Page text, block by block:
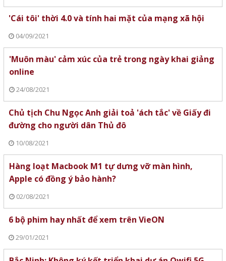
'Cái tôi' thời 4.0 và tính hai mặt của mạng xã hội
04/09/2021
'Muôn màu' cảm xúc của trẻ trong ngày khai giảng
online
24/08/2021
Chủ tịch Chu Ngọc Anh giải toả 'ách tắc' về Giấy đi
đường cho người dân Thủ đô
10/08/2021
Hàng loạt Macbook M1 tự dưng vỡ màn hình,
Apple có đồng ý bảo hành?
02/08/2021
6 bộ phim hay nhất để xem trên VieON
29/01/2021